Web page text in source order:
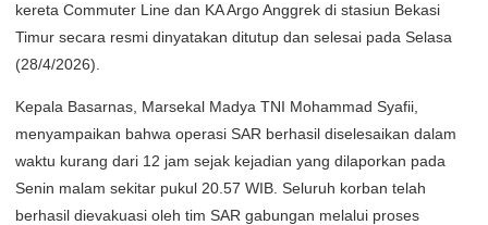
kereta Commuter Line dan KA Argo Anggrek di stasiun Bekasi
Timur secara resmi dinyatakan ditutup dan selesai pada Selasa
(28/4/2026).
Kepala Basarnas, Marsekal Madya TNI Mohammad Syafii,
menyampaikan bahwa operasi SAR berhasil diselesaikan dalam
waktu kurang dari 12 jam sejak kejadian yang dilaporkan pada
Senin malam sekitar pukul 20.57 WIB. Seluruh korban telah
berhasil dievakuasi oleh tim SAR gabungan melalui proses